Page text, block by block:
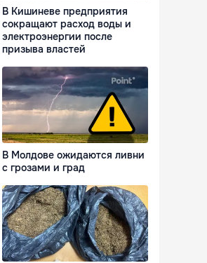
В Кишиневе предприятия
сокращают расход воды и
электроэнергии после
призыва властей
В Молдове ожидаются ливни
с грозами и град